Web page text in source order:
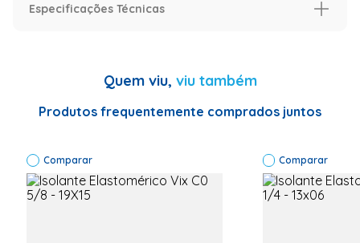
Especificações Técnicas
fabricante:
19x22
Isolante
Térmico
Cor : Preto
Garantia:
Quem viu, viu também
Produtos frequentemente comprados juntos
Comparar Comparar